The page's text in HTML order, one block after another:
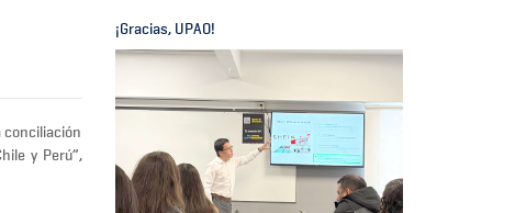
conciliación
y Perú”,
¡Gracias, UPAO!